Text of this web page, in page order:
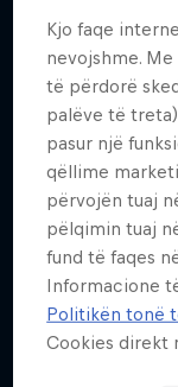
Kjo faqe
nevojshme.
të përdorë
palëve të
pasur një
qëllime
përvojën tuaj
pëlqimin tuaj
fund të faqes
Informacione
Politikën tonë
Cookies direkt